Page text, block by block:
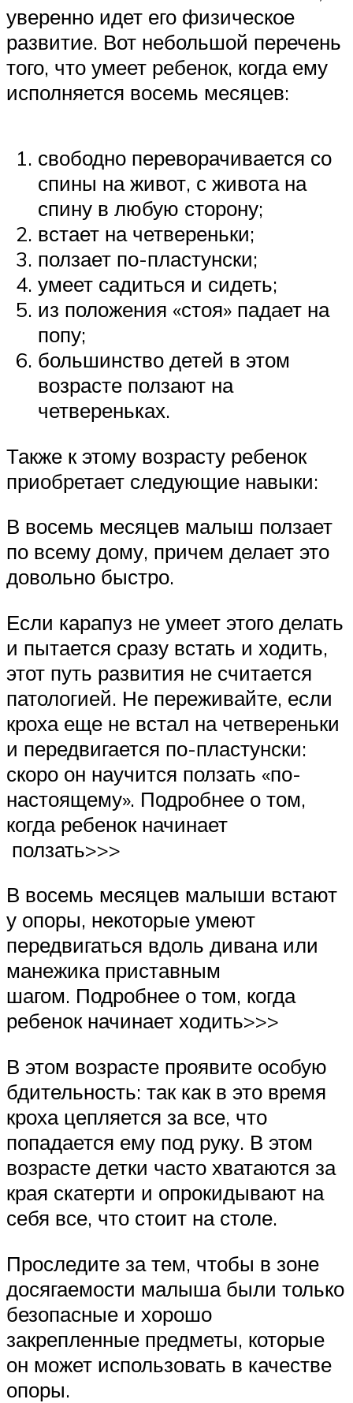
уверенно идет его физическое
развитие. Вот небольшой перечень
того, что умеет ребенок, когда ему
исполняется восемь месяцев:
свободно переворачивается со
спины на живот, с живота на
спину в любую сторону;
встает на четвереньки;
ползает по-пластунски;
умеет садиться и сидеть;
из положения «стоя» падает на
попу;
большинство детей в этом
возрасте ползают на
четвереньках.
Также к этому возрасту ребенок
приобретает следующие навыки:
В восемь месяцев малыш ползает
по всему дому, причем делает это
довольно быстро.
Если карапуз не умеет этого делать
и пытается сразу встать и ходить,
этот путь развития не считается
патологией. Не переживайте, если
кроха еще не встал на четвереньки
и передвигается по-пластунски:
скоро он научится ползать «по-
настоящему». Подробнее о том,
когда ребенок начинает
ползать>>>
В восемь месяцев малыши встают
у опоры, некоторые умеют
передвигаться вдоль дивана или
манежика приставным
шагом. Подробнее о том, когда
ребенок начинает ходить>>>
В этом возрасте проявите особую
бдительность: так как в это время
кроха цепляется за все, что
попадается ему под руку. В этом
возрасте детки часто хватаются за
края скатерти и опрокидывают на
себя все, что стоит на столе.
Проследите за тем, чтобы в зоне
досягаемости малыша были только
безопасные и хорошо
закрепленные предметы, которые
он может использовать в качестве
опоры.